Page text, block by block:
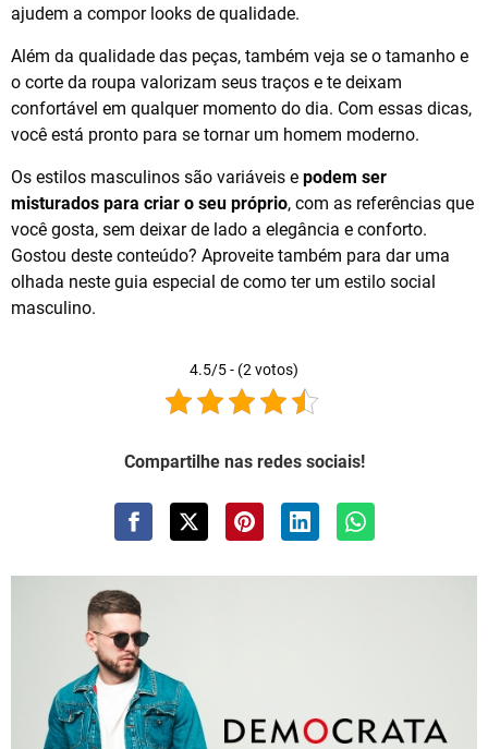
ajudem a compor looks de qualidade.
Além da qualidade das peças, também veja se o tamanho e
o corte da roupa valorizam seus traços e te deixam
confortável em qualquer momento do dia. Com essas dicas,
você está pronto para se tornar um homem moderno.
Os estilos masculinos são variáveis e podem ser
misturados para criar o seu próprio, com as referências que
você gosta, sem deixar de lado a elegância e conforto.
Gostou deste conteúdo? Aproveite também para dar uma
olhada neste guia especial de como ter um estilo social
masculino.
4.5/5 - (2 votos)
Compartilhe nas redes sociais!